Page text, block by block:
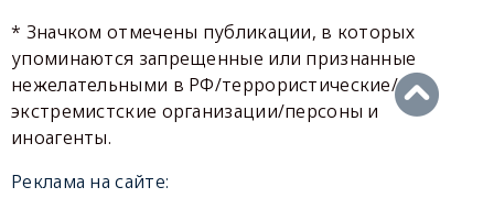
* Значком отмечены публикации, в которых
упоминаются запрещенные или признанные
нежелательными в РФ/террористические/
экстремистские организации/персоны и
иноагенты.
Реклама на сайте: